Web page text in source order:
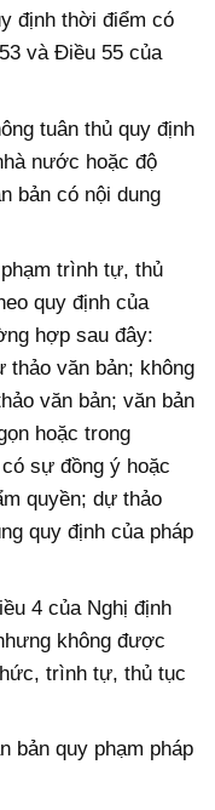
định thời điểm có
và Điều 55 của
tuân thủ quy định
nước hoặc độ
bản có nội dung
trình tự, thủ
quy định của
hợp sau đây:
văn bản; không
văn bản; văn bản
hoặc trong
sự đồng ý hoặc
quyền; dự thảo
quy định của pháp
4 của Nghị định
không được
trình tự, thủ tục
bản quy phạm pháp